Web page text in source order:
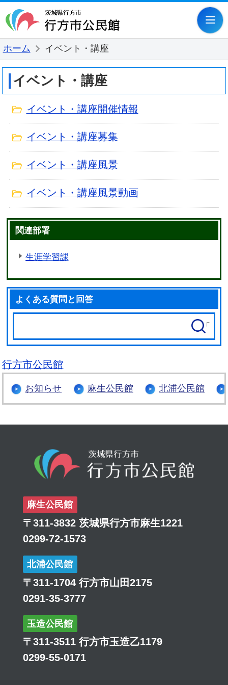
行方市公
ホーム イベント・講座
イベント・講座
イベント・講座開催情報
イベント・講座募集
イベント・講座風景
イベント・講座風景動画
関連部署
生涯学習課
よくある質問と回答
行方市公民館
お知らせ 麻生公民館 北浦公民館
麻生公民館
〒311-3832 茨城県行方市麻生1221
0299-72-1573
北浦公民館
〒311-1704 行方市山田2175
0291-35-3777
玉造公民館
〒311-3511 行方市玉造乙1179
0299-55-0171